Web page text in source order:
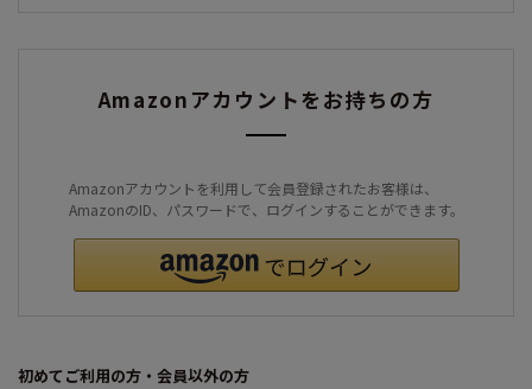
Amazonアカウントをお持ちの方
Amazonアカウントを利用して会員登録されたお客様は、
AmazonのID、パスワードで、ログインすることができます。
初めてご利用の方・会員以外の方